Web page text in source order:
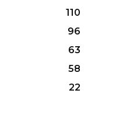
110
96
63
58
22